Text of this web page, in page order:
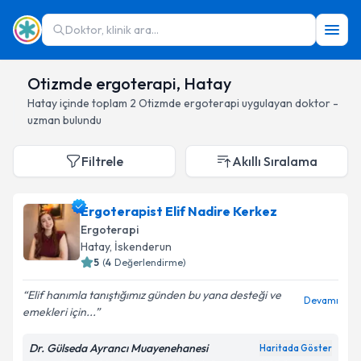
Doktor, klinik ara...
Otizmde ergoterapi, Hatay
Hatayiçinde toplam 2 Otizmde ergoterapi uygulayan doktor -
uzman bulundu
Filtrele Akıllı Sıralama
Ergoterapist Elif Nadire Kerkez
Ergoterapi
Hatay, İskenderun
5 (4 Değerlendirme)
Elif hanımla tanıştığımız günden bu yana desteği ve
emekleri için...
Devamı
Dr. Gülseda Ayrancı Muayenehanesi Haritada Göster